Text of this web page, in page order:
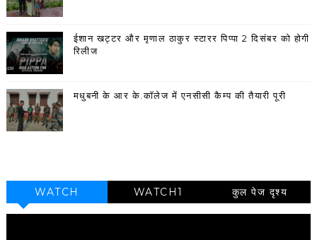
ईशान खट्टर और मृणाल ठाकुर स्टारर पिप्पा 2 दिसंबर को होगी
रिलीज
मधुबनी के आर के.कॉलेज में एनसीसी कैम्प की तैयारी पूरी
WATCH WATCH1 कुल पेज दृश्य